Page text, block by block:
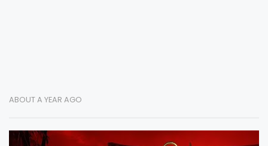
ABOUT A YEAR AGO